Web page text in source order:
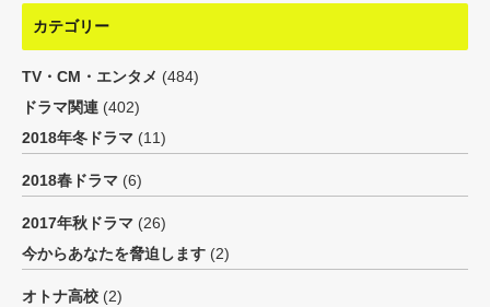
カテゴリー
TV・CM・エンタメ (484)
ドラマ関連 (402)
2018年冬ドラマ (11)
2018春ドラマ (6)
2017年秋ドラマ (26)
今からあなたを脅迫します (2)
オトナ高校 (2)